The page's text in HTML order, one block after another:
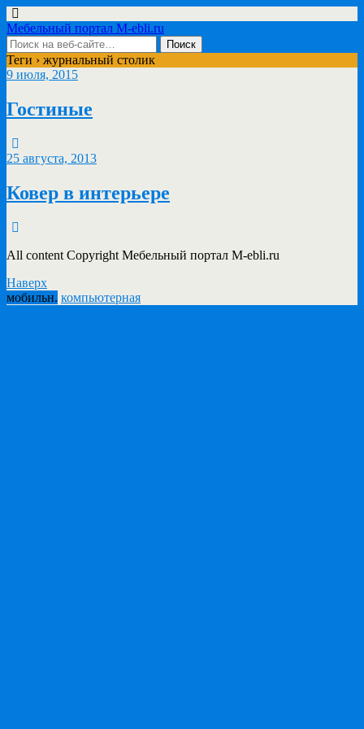
Мебельный портал M-ebli.ru
Теги › журнальный столик
9 июля, 2015
Гостиные
25 августа, 2013
Ковер в интерьере
All content Copyright Мебельный портал M-ebli.ru
Наверх
мобильн. компьютерная